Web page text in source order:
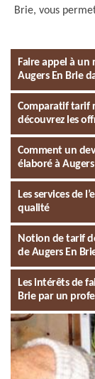
Brie, vous
Faire appel à
Augers En Brie
Comparatif tarif
découvrez les
Comment un
élaboré à Augers
Les services de
qualité
Notion de tarif
de Augers En
Les intérêts de
Brie par un